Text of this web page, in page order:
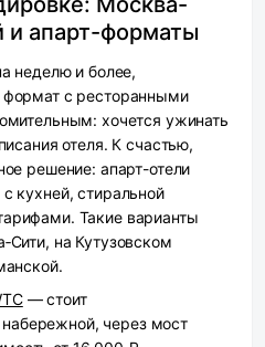
и апарт-форматы
неделю и более,
формат с ресторанными
хочется ужинать
отеля. К счастью,
решение: апарт-отели
кухней, стиральной
Такие варианты
на Кутузовском
— стоит
через мост